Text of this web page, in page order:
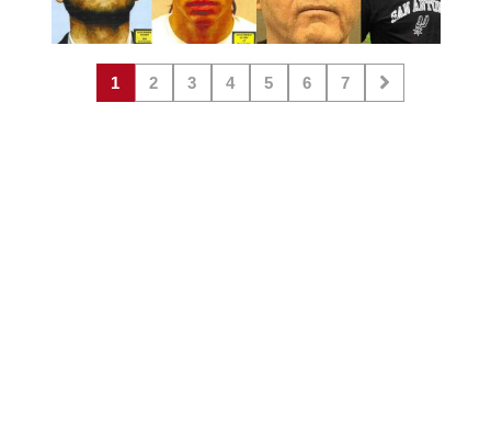
1 2 3 4 5 6 7